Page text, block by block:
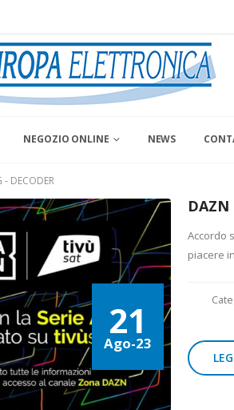
NEGOZIO ONLINE NEWS
- DECODER
21
Ago-23
Accordo
piacere